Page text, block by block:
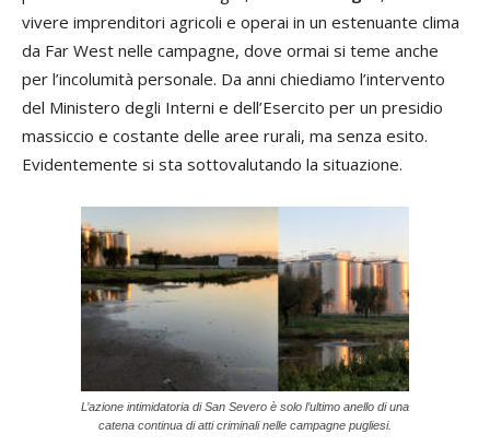
vivere imprenditori agricoli e operai in un estenuante clima
da Far West nelle campagne, dove ormai si teme anche
per l’incolumità personale. Da anni chiediamo l’intervento
del Ministero degli Interni e dell’Esercito per un presidio
massiccio e costante delle aree rurali, ma senza esito.
Evidentemente si sta sottovalutando la situazione.
L’azione intimidatoria di San Severo è solo l’ultimo anello di una
catena continua di atti criminali nelle campagne pugliesi.